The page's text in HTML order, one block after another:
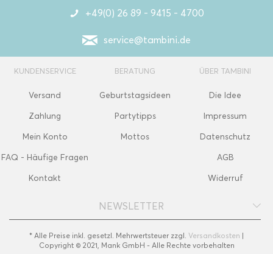
+49(0) 26 89 - 9415 - 4700
service@tambini.de
KUNDENSERVICE
Versand
Zahlung
Mein Konto
FAQ - Häufige Fragen
Kontakt
BERATUNG
Geburtstagsideen
Partytipps
Mottos
ÜBER TAMBINI
Die Idee
Impressum
Datenschutz
AGB
Widerruf
NEWSLETTER
* Alle Preise inkl. gesetzl. Mehrwertsteuer zzgl. Versandkosten |
Copyright © 2021, Mank GmbH - Alle Rechte vorbehalten